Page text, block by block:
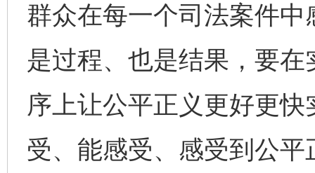
群众在每一个司法案件
是过程、也是结果，要
序上让公平正义更好更
受、能感受、感受到公